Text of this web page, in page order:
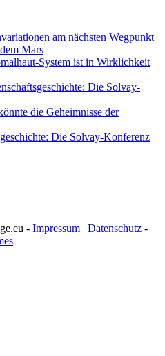
am nächsten Wegpunkt
Mars
System ist in Wirklichkeit
Die Solvay-
die Geheimnisse der
Die Solvay-Konferenz
- Impressum | Datenschutz -